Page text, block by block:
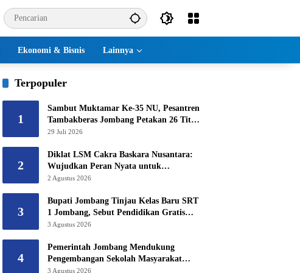
Ekonomi & Bisnis Lainnya
Terpopuler
1
Sambut Muktamar Ke-35 NU, Pesantren
Tambakberas Jombang Petakan 26 Titik
Layanan Utama
29 Juli 2026
2
Diklat LSM Cakra Baskara Nusantara:
Wujudkan Peran Nyata untuk
Masyarakat
2 Agustus 2026
3
Bupati Jombang Tinjau Kelas Baru SRT
1 Jombang, Sebut Pendidikan Gratis
Beri Harapan Baru
3 Agustus 2026
4
Pemerintah Jombang Mendukung
Pengembangan Sekolah Masyarakat
Yang Kurang Mampu Hingga Hibahkan
3 Agustus 2026